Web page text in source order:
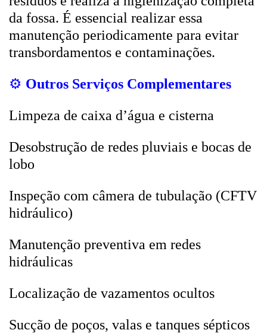
da fossa. É essencial realizar essa
manutenção periodicamente para evitar
transbordamentos e contaminações.
⚙️ Outros Serviços Complementares
Limpeza de caixa d’água e cisterna
Desobstrução de redes pluviais e bocas de
lobo
Inspeção com câmera de tubulação (CFTV
hidráulico)
Manutenção preventiva em redes
hidráulicas
Localização de vazamentos ocultos
Sucção de poços, valas e tanques sépticos